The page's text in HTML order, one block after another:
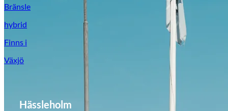
Bränsle
hybrid
Finns i
Växjö
Hässleholm